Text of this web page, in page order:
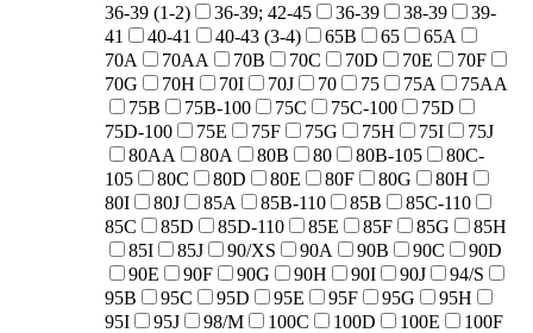
36-39 (1-2)
36-39; 42-45 36-39 38-39
39-
41
40-41 40-43 (3-4) 65B 65
65A
70A
70AA 70B 70C 70D 70E
70F
70G
70H 70I 70J 70 75 75A
75AA
75B
75B-100 75C 75C-100
75D
75D-100
75E 75F 75G 75H 75I
75J
80AA
80A 80B 80 80B-105
80C-
105
80C 80D 80E 80F 80G
80H
80I
80J 85A 85B-110 85B
85C-110
85C
85D 85D-110 85E 85F 85G
85H
85I
85J 90/XS 90A 90B 90C
90D
90E
90F 90G 90H 90I 90J
94/S
95B
95C 95D 95E 95F 95G
95H
95I
95J 98/M 100C 100D 100E
100F